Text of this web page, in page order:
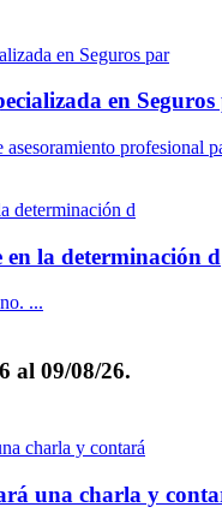
en
profesional
la determinación d
...
al 09/08/26.
una charla y